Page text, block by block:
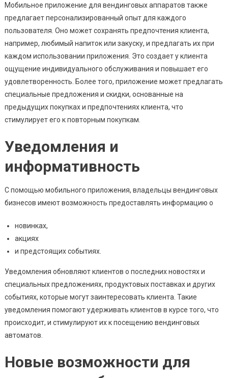
Мобильное приложение для вендинговых аппаратов также
предлагает персонализированный опыт для каждого
пользователя. Оно может сохранять предпочтения клиента,
например, любимый напиток или закуску, и предлагать их при
каждом использовании приложения. Это создает у клиента
ощущение индивидуального обслуживания и повышает его
удовлетворенность. Более того, приложение может предлагать
специальные предложения и скидки, основанные на
предыдущих покупках и предпочтениях клиента, что
стимулирует его к повторным покупкам.
Уведомления и
информативность
С помощью мобильного приложения, владельцы вендинговых
бизнесов имеют возможность предоставлять информацию о
новинках,
акциях
и предстоящих событиях.
Уведомления обновляют клиентов о последних новостях и
специальных предложениях, продуктовых поставках и других
событиях, которые могут заинтересовать клиента. Такие
уведомления помогают удерживать клиентов в курсе того, что
происходит, и стимулируют их к посещению вендинговых
автоматов.
Новые возможности для